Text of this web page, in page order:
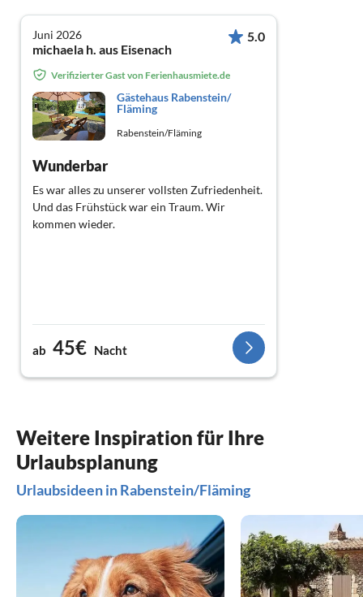
Juni 2026
michaela h. aus Eisenach
5.0
Verifizierter Gast von Ferienhausmiete.de
Gästehaus Rabenstein/
Fläming
Rabenstein/Fläming
Wunderbar
Es war alles zu unserer vollsten Zufriedenheit.
Und das Frühstück war ein Traum. Wir
kommen wieder.
ab 45€ Nacht
Weitere Inspiration für Ihre
Urlaubsplanung
Urlaubsideen in Rabenstein/Fläming